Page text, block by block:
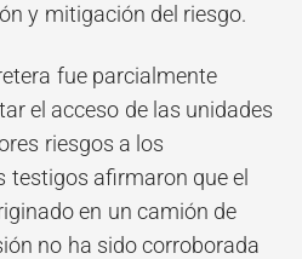
y mitigación del riesgo.
fue parcialmente
el acceso de las unidades
riesgos a los
testigos afirmaron que el
en un camión de
no ha sido corroborada